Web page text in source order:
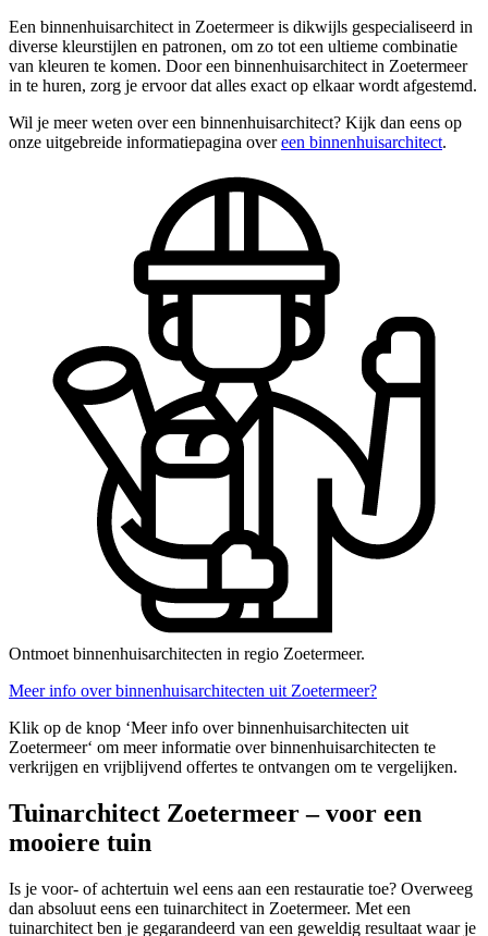
Een binnenhuisarchitect in Zoetermeer is dikwijls gespecialiseerd in
diverse kleurstijlen en patronen, om zo tot een ultieme combinatie
van kleuren te komen. Door een binnenhuisarchitect in Zoetermeer
in te huren, zorg je ervoor dat alles exact op elkaar wordt afgestemd.
Wil je meer weten over een binnenhuisarchitect? Kijk dan eens op
onze uitgebreide informatiepagina overeen binnenhuisarchitect.
Ontmoet binnenhuisarchitecten in regio Zoetermeer.
Meer info over binnenhuisarchitecten uit Zoetermeer?
Klik op de knop ‘Meer info over binnenhuisarchitecten uit
Zoetermeer‘ om meer informatie over binnenhuisarchitecten te
verkrijgen en vrijblijvend offertes te ontvangen om te vergelijken.
Tuinarchitect Zoetermeer – voor een
mooiere tuin
Is je voor- of achtertuin wel eens aan een restauratie toe? Overweeg
dan absoluut eens een tuinarchitect in Zoetermeer. Met een
tuinarchitect ben je gegarandeerd van een geweldig resultaat waar je